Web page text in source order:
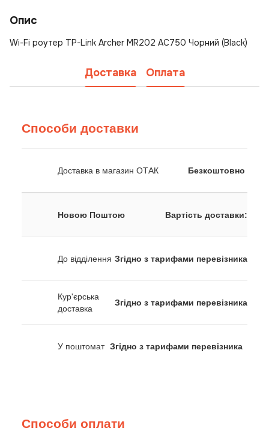
Опис
Wi-Fi роутер TP-Link Archer MR202 AC750 Чорний (Black)
Доставка Оплата
Способи доставки
Доставка в магазин ОТАК Безкоштовно
Новою Поштою Вартість доставки:
До відділення Згідно з тарифами перевізника
Кур'єрська
доставка
Згідно з тарифами перевізника
У поштомат Згідно з тарифами перевізника
Способи оплати